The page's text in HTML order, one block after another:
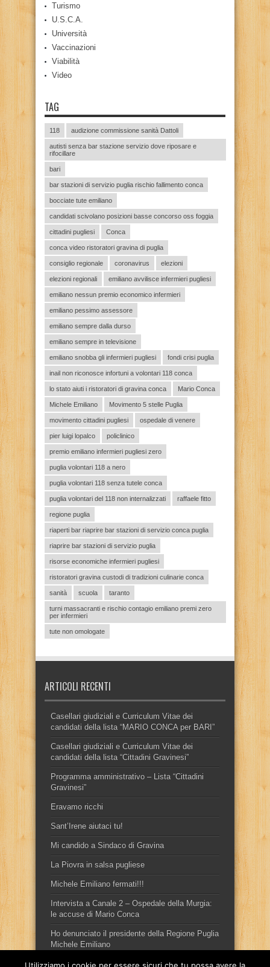
Turismo
U.S.C.A.
Università
Vaccinazioni
Viabilità
Video
TAG
118 audizione commissione sanità Dattoli
autisti senza bar stazione servizio dove riposare e
rifocillare
bari
bar stazioni di servizio puglia rischio fallimento conca
bocciate tute emiliano
candidati scivolano posizioni basse concorso oss foggia
cittadini pugliesi Conca
conca video ristoratori gravina di puglia
consiglio regionale coronavirus elezioni
elezioni regionali emiliano avvilisce infermieri pugliesi
emiliano nessun premio economico infermieri
emiliano pessimo assessore
emiliano sempre dalla durso
emiliano sempre in televisione
emiliano snobba gli infermieri pugliesi fondi crisi puglia
inail non riconosce infortuni a volontari 118 conca
lo stato aiuti i ristoratori di gravina conca Mario Conca
Michele Emiliano Movimento 5 stelle Puglia
movimento cittadini pugliesi ospedale di venere
pier luigi lopalco policlinico
premio emiliano infermieri pugliesi zero
puglia volontari 118 a nero
puglia volontari 118 senza tutele conca
puglia volontari del 118 non internalizzati raffaele fitto
regione puglia
riaperti bar riaprire bar stazioni di servizio conca puglia
riaprire bar stazioni di servizio puglia
risorse economiche infermieri pugliesi
ristoratori gravina custodi di tradizioni culinarie conca
sanità scuola taranto
turni massacranti e rischio contagio emiliano premi zero
per infermieri
tute non omologate
ARTICOLI RECENTI
Casellari giudiziali e Curriculum Vitae dei
candidati della lista “MARIO CONCA per BARI”
Casellari giudiziali e Curriculum Vitae dei
candidati della lista “Cittadini Gravinesi”
Programma amministrativo – Lista “Cittadini
Gravinesi”
Eravamo ricchi
Sant’Irene aiutaci tu!
Mi candido a Sindaco di Gravina
La Piovra in salsa pugliese
Michele Emiliano fermati!!!
Intervista a Canale 2 – Ospedale della Murgia:
le accuse di Mario Conca
Ho denunciato il presidente della Regione Puglia
Michele Emiliano